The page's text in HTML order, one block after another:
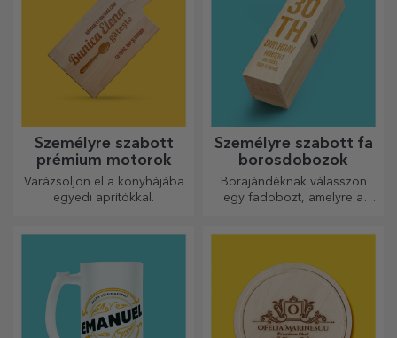
Személyre szabott
prémium motorok
Varázsoljon el a konyhájába
egyedi aprítókkal.
Személyre szabott fa
borosdobozok
Borajándéknak válasszon
egy fadobozt, amelyre a